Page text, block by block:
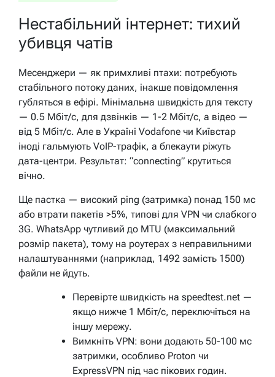
Нестабільний інтернет: тихий
убивця чатів
Месенджери — як примхливі птахи: потребують
стабільного потоку даних, інакше повідомлення
губляться в ефірі. Мінімальна швидкість для тексту
— 0.5 Мбіт/с, для дзвінків — 1-2 Мбіт/с, а відео —
від 5 Мбіт/с. Але в Україні Vodafone чи Київстар
іноді гальмують VoIP-трафік, а блекаути ріжуть
дата-центри. Результат: “connecting” крутиться
вічно.
Ще пастка — високий ping (затримка) понад 150 мс
або втрати пакетів >5%, типові для VPN чи слабкого
3G. WhatsApp чутливий до MTU (максимальний
розмір пакета), тому на роутерах з неправильними
налаштуваннями (наприклад, 1492 замість 1500)
файли не йдуть.
Перевірте швидкість на speedtest.net —
якщо нижче 1 Мбіт/с, переключіться на
іншу мережу.
Вимкніть VPN: вони додають 50-100 мс
затримки, особливо Proton чи
ExpressVPN під час пікових годин.